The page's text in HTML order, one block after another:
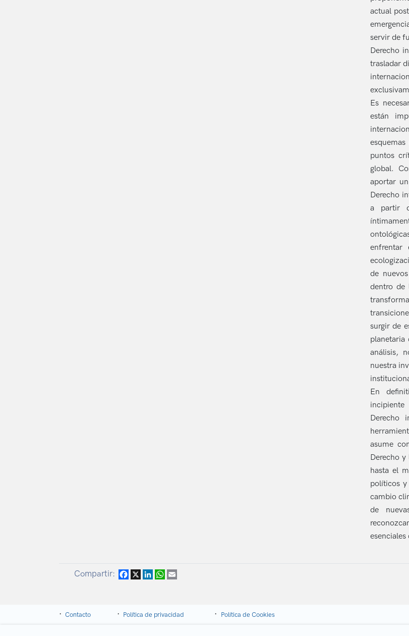
actual
servir de
Derecho
trasladar
Es
están
puntos
global.
aportar
Derecho
a partir
de
dentro de
surgir de
análisis,
nuestra
En
Derecho
asume
Derecho
hasta el
políticos
cambio
de
Compartir: Facebook
X LinkedInWhatsApp
Contacto Política de privacidad Política de Cookies